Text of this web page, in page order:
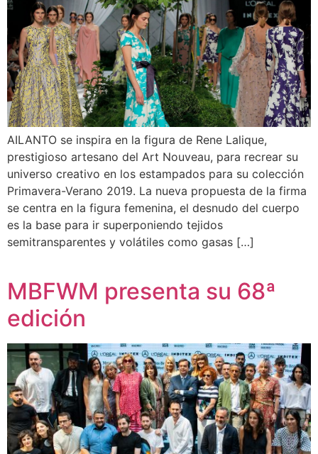
AILANTO se inspira en la figura de Rene Lalique,
prestigioso artesano del Art Nouveau, para recrear su
universo creativo en los estampados para su colección
Primavera-Verano 2019. La nueva propuesta de la firma
se centra en la figura femenina, el desnudo del cuerpo
es la base para ir superponiendo tejidos
semitransparentes y volátiles como gasas […]
MBFWM presenta su 68ª
edición